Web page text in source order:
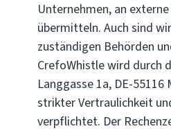
Unternehmen, an
übermitteln. Auch sind
zuständigen Behörden
CrefoWhistle wird durch
Langgasse 1a, DE-
strikter Vertraulichkeit
verpflichtet. Der